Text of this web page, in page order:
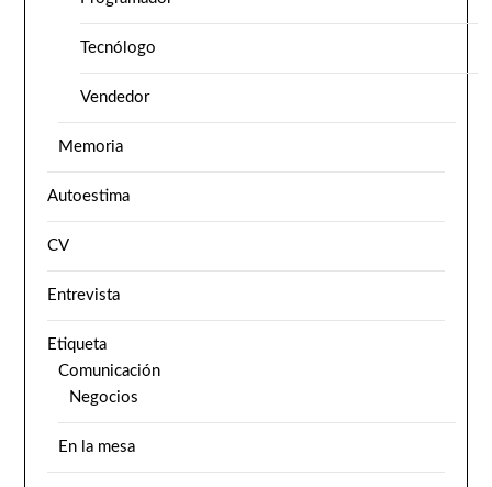
Tecnólogo
Vendedor
Memoria
Autoestima
CV
Entrevista
Etiqueta
Comunicación
Negocios
En la mesa